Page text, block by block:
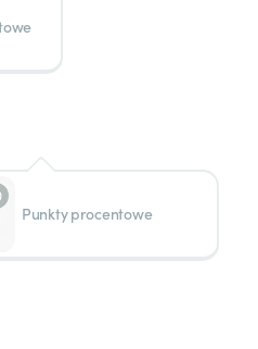
Punkty procentowe